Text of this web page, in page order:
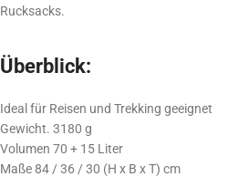
Rucksacks.
Überblick:
Ideal für Reisen und Trekking geeignet
Gewicht. 3180 g
Volumen 70 + 15 Liter
Maße 84 / 36 / 30 (H x B x T) cm